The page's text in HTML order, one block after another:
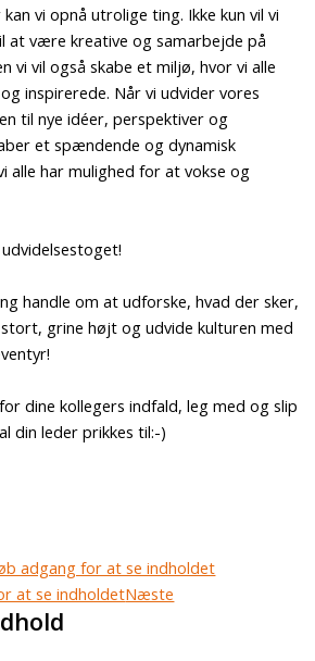
vi opnå utrolige ting. Ikke kun vil vi
at være kreative og samarbejde på
vi vil også skabe et miljø, hvor vi alle
inspirerede. Når vi udvider vores
til nye idéer, perspektiver og
et spændende og dynamisk
alle har mulighed for at vokse og
handle om at udforske, hvad der sker,
grine højt og udvide kulturen med
dine kollegers indfald, leg med og slip
din leder prikkes til:-)
adgang for at se indholdet
at se indholdetNæste